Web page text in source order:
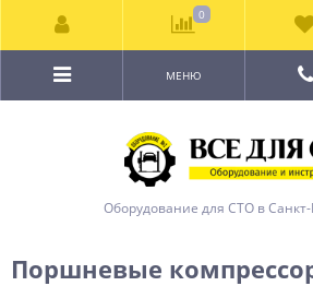
Оборудование для СТО в Санкт-
МЕНЮ
Поршневые
0